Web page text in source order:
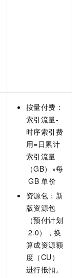
按量付费：
索引流量-
时序索引费
用=日累计
索引流量
（GB）×每
GB 单价
资源包： 新
版资源包
（预付计划
2.0）
，换
算成资源额
度（CU）
进行抵扣。